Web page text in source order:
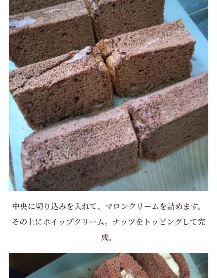
中央に切り込みを入れて、マロンクリームを詰めます。
その上にホイップクリーム。ナッツをトッピングして完
成。